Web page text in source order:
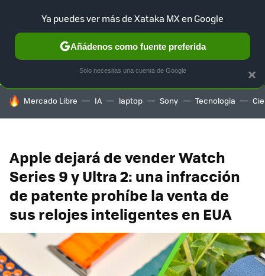
SELECCIÓN GAMING HOME AUTO TERRITORIO
HOY SE HABLA DE
Mercado Libre IA laptop Sony Tecnología
Apple dejará de vender Watch
Series 9 y Ultra 2: una infracción
de patente prohíbe la venta de
sus relojes inteligentes en EUA
×
Ya puedes ver más de Xataka MX en Google
Añádenos como fuente preferida
Solo necesitas una cuenta de Google